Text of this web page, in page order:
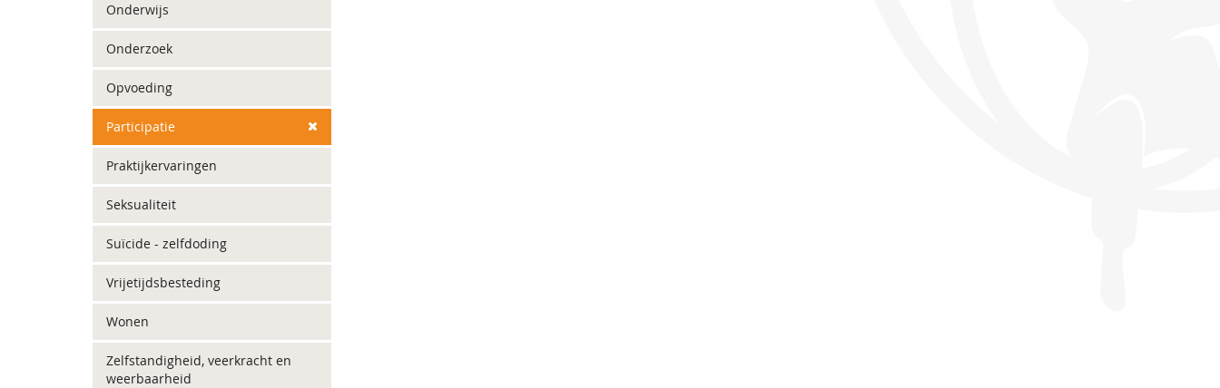
Onderwijs
Onderzoek
Opvoeding
Participatie
Praktijkervaringen
Seksualiteit
Suïcide - zelfdoding
Vrijetijdsbesteding
Wonen
Zelfstandigheid, veerkracht en
weerbaarheid